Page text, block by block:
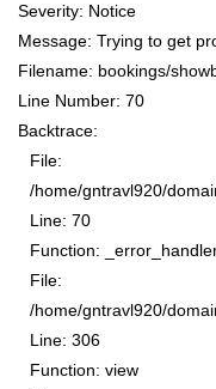
Severity: Notice
Message: Trying to get
Filename: bookings/
Line Number: 70
Backtrace:
File:
/home/gntravl920/
Line: 70
Function:
File:
/home/gntravl920/
Line: 306
Function: view